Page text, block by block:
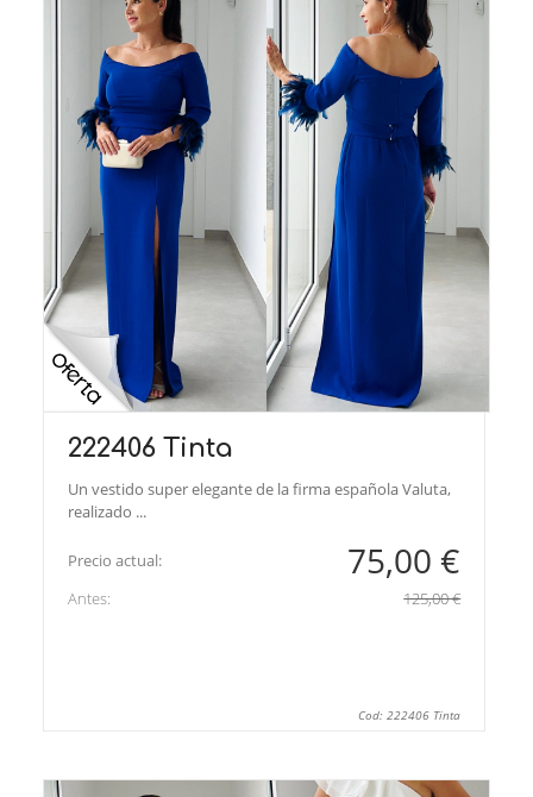
222406 Tinta
Un vestido super elegante de la firma española Valuta,
realizado ...
Precio actual: 75,00 €
Antes: 125,00 €
Cod: 222406 Tinta